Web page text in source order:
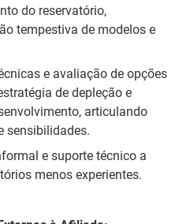
do reservatório,
tempestiva de modelos e
e avaliação de opções
de depleção e
articulando
sensibilidades.
e suporte técnico a
menos experientes.